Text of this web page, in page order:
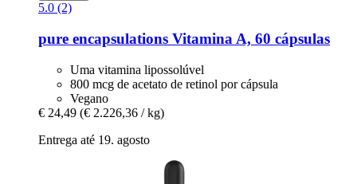
5.0 (2)
pure encapsulations Vitamina A, 60 cápsulas
Uma vitamina lipossolúvel
800 mcg de acetato de retinol por cápsula
Vegano
€ 24,49 (€ 2.226,36 / kg)
Entrega até 19. agosto